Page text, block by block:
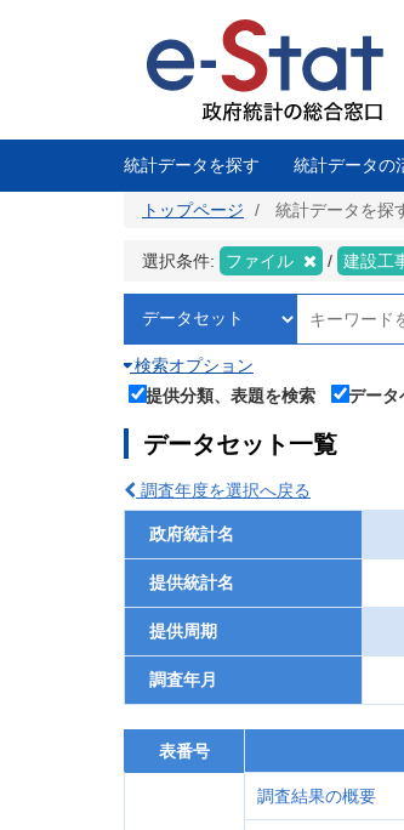
に
統計データを探す 統計データの
トップページ 統計データを探
選択条件: ファイル 建設工
検索オプション
提供分類、表題を検索
デー
データセット一覧
調査年度を選択へ戻る
政府統計名
提供統計名
提供周期
調査年月
表番号
調査結果の概要